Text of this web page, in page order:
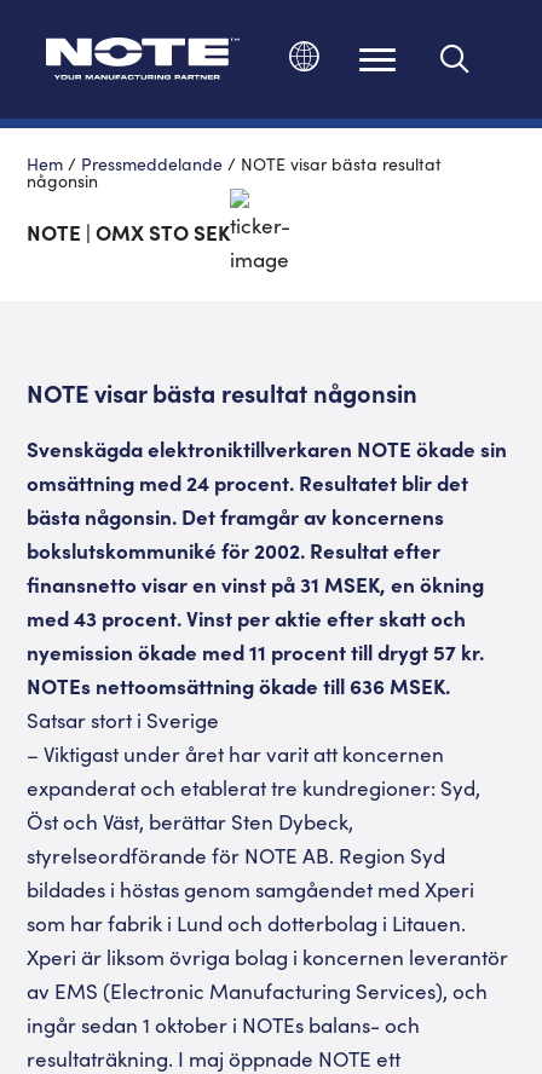
Hem / Pressmeddelande / NOTE visar bästa resultat
någonsin
NOTE | OMX STO SEK
NOTE visar bästa resultat någonsin
Svenskägda elektroniktillverkaren NOTE ökade sin
omsättning med 24 procent. Resultatet blir det
bästa någonsin. Det framgår av koncernens
bokslutskommuniké för 2002. Resultat efter
finansnetto visar en vinst på 31 MSEK, en ökning
med 43 procent. Vinst per aktie efter skatt och
nyemission ökade med 11 procent till drygt 57 kr.
NOTEs nettoomsättning ökade till 636 MSEK.
Satsar stort i Sverige
– Viktigast under året har varit att koncernen
expanderat och etablerat tre kundregioner: Syd,
Öst och Väst, berättar Sten Dybeck,
styrelseordförande för NOTE AB. Region Syd
bildades i höstas genom samgåendet med Xperi
som har fabrik i Lund och dotterbolag i Litauen.
Xperi är liksom övriga bolag i koncernen leverantör
av EMS (Electronic Manufacturing Services), och
ingår sedan 1 oktober i NOTEs balans- och
resultaträkning. I maj öppnade NOTE ett